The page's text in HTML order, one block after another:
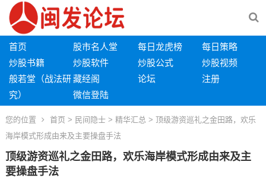
首页 股市名人堂 每日龙虎榜
每日策略
炒股书籍
炒股软件 炒股公式
炒股视频
般若堂（战法研
究）
藏经阁 论坛
注册
微信登陆
您的位置 首页 > 民间隐士> 精华汇总 > 顶级游资巡礼之金田路，欢乐
海岸模式形成由来及主要操盘手法
顶级游资巡礼之金田路，欢乐海岸模式形成由来及主
要操盘手法